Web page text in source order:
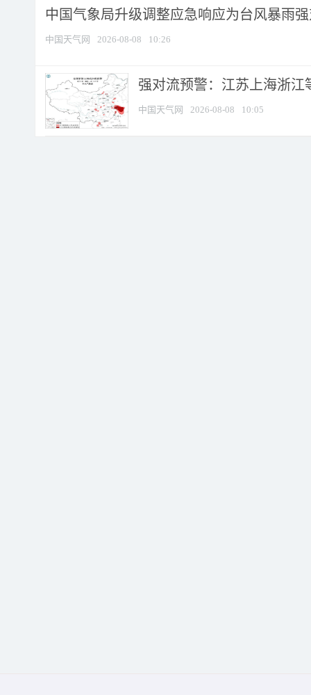
中国气象局升级调整应急响应为台风暴雨
中国天气网 2026-08-08 10:26
强对流预警：江苏上海浙江
中国天气网 2026-08-08 10:05